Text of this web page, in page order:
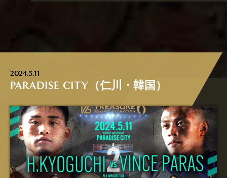
2024.5.11
PARADISE CITY（仁川・韓国）